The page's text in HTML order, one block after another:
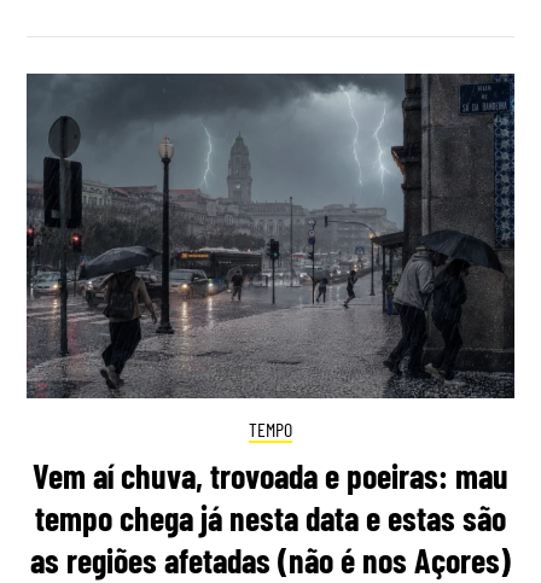
TEMPO
Vem aí chuva, trovoada e poeiras: mau
tempo chega já nesta data e estas são
as regiões afetadas (não é nos Açores)